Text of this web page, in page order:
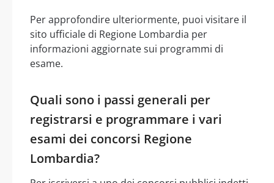
Per approfondire ulteriormente, puoi visitare il
sito ufficiale di Regione Lombardia per
informazioni aggiornate sui programmi di
esame.
Quali sono i passi generali per
registrarsi e programmare i vari
esami dei concorsi Regione
Lombardia?